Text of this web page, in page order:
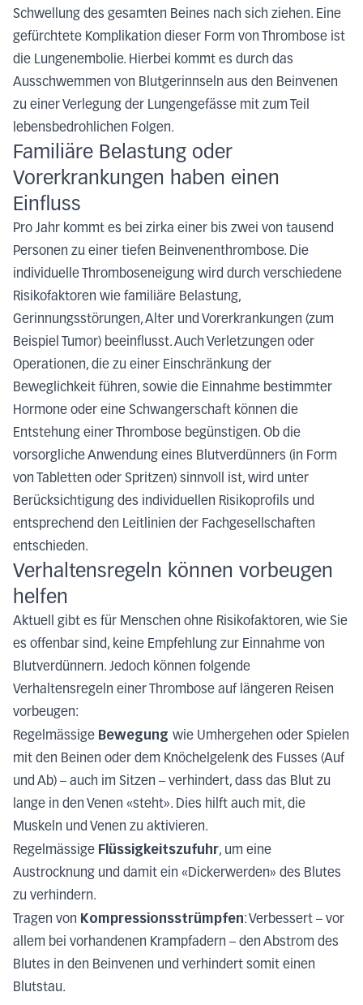
Schwellung des gesamten Beines nach sich ziehen. Eine
gefürchtete Komplikation dieser Form von Thrombose ist
die Lungenembolie. Hierbei kommt es durch das
Ausschwemmen von Blutgerinnseln aus den Beinvenen
zu einer Verlegung der Lungengefässe mit zum Teil
lebensbedrohlichen Folgen.
Familiäre Belastung oder
Vorerkrankungen haben einen
Einfluss
Pro Jahr kommt es bei zirka einer bis zwei von tausend
Personen zu einer tiefen Beinvenenthrombose. Die
individuelle Thromboseneigung wird durch verschiedene
Risikofaktoren wie familiäre Belastung,
Gerinnungsstörungen, Alter und Vorerkrankungen (zum
Beispiel Tumor) beeinflusst. Auch Verletzungen oder
Operationen, die zu einer Einschränkung der
Beweglichkeit führen, sowie die Einnahme bestimmter
Hormone oder eine Schwangerschaft können die
Entstehung einer Thrombose begünstigen. Ob die
vorsorgliche Anwendung eines Blutverdünners (in Form
von Tabletten oder Spritzen) sinnvoll ist, wird unter
Berücksichtigung des individuellen Risikoprofils und
entsprechend den Leitlinien der Fachgesellschaften
entschieden.
Verhaltensregeln können vorbeugen
helfen
Aktuell gibt es für Menschen ohne Risikofaktoren, wie Sie
es offenbar sind, keine Empfehlung zur Einnahme von
Blutverdünnern. Jedoch können folgende
Verhaltensregeln einer Thrombose auf längeren Reisen
vorbeugen:
Regelmässige Bewegung wie Umhergehen oder Spielen
mit den Beinen oder dem Knöchelgelenk des Fusses (Auf
und Ab) – auch im Sitzen – verhindert, dass das Blut zu
lange in den Venen «steht». Dies hilft auch mit, die
Muskeln und Venen zu aktivieren.
Regelmässige Flüssigkeitszufuhr, um eine
Austrocknung und damit ein «Dickerwerden» des Blutes
zu verhindern.
Tragen von Kompressionsstrümpfen: Verbessert – vor
allem bei vorhandenen Krampfadern – den Abstrom des
Blutes in den Beinvenen und verhindert somit einen
Blutstau.